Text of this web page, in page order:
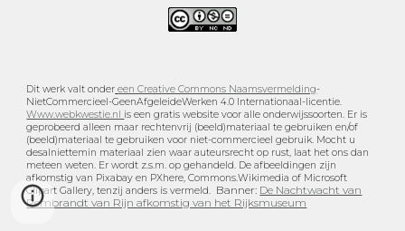
Dit werk valt onder een Creative Commons Naamsvermelding-
NietCommercieel-GeenAfgeleideWerken 4.0 Internationaal-licentie.
Www.webkwestie.nl is een gratis website voor alle onderwijssoorten. Er is
geprobeerd alleen maar rechtenvrij (beeld)materiaal te gebruiken en/of
(beeld)materiaal te gebruiken voor niet-commercieel gebruik. Mocht u
desalniettemin materiaal zien waar auteursrecht op rust, laat het ons dan
meteen weten. Er wordt z.s.m. op gehandeld. De afbeeldingen zijn
afkomstig van Pixabay en PXhere, Commons.Wikimedia of Microsoft
Clipart Gallery, tenzij anders is vermeld. Banner: De Nachtwacht van
Rembrandt van Rijn afkomstig van het Rijksmuseum